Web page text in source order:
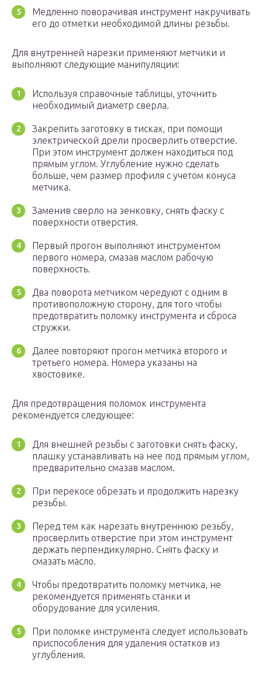
Медленно поворачивая инструмент накручивать
его до отметки необходимой длины резьбы.
Для внутренней нарезки применяют метчики и
выполняют следующие манипуляции:
Используя справочные таблицы, уточнить
необходимый диаметр сверла.
Закрепить заготовку в тисках, при помощи
электрической дрели просверлить отверстие.
При этом инструмент должен находиться под
прямым углом. Углубление нужно сделать
больше, чем размер профиля с учетом конуса
метчика.
Заменив сверло на зенковку, снять фаску с
поверхности отверстия.
Первый прогон выполняют инструментом
первого номера, смазав маслом рабочую
поверхность.
Два поворота метчиком чередуют с одним в
противоположную сторону, для того чтобы
предотвратить поломку инструмента и сброса
стружки.
Далее повторяют прогон метчика второго и
третьего номера. Номера указаны на
хвостовике.
Для предотвращения поломок инструмента
рекомендуется следующее:
Для внешней резьбы с заготовки снять фаску,
плашку устанавливать на нее под прямым углом,
предварительно смазав маслом.
При перекосе обрезать и продолжить нарезку
резьбы.
Перед тем как нарезать внутреннюю резьбу,
просверлить отверстие при этом инструмент
держать перпендикулярно. Снять фаску и
смазать масло.
Чтобы предотвратить поломку метчика, не
рекомендуется применять станки и
оборудование для усиления.
При поломке инструмента следует использовать
приспособления для удаления остатков из
углубления.